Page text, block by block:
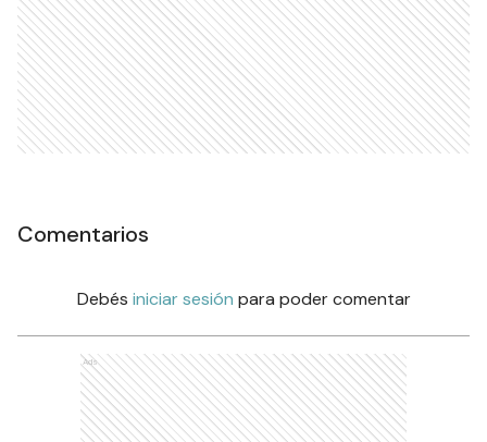
Comentarios
Debés iniciar sesión para poder comentar
Ads